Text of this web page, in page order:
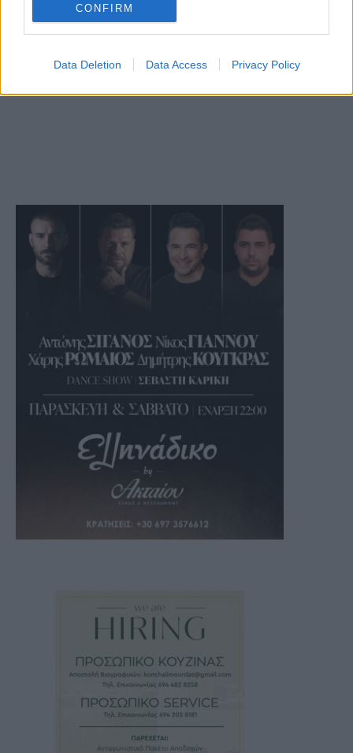
CONFIRM
Data Deletion Data Access Privacy Policy